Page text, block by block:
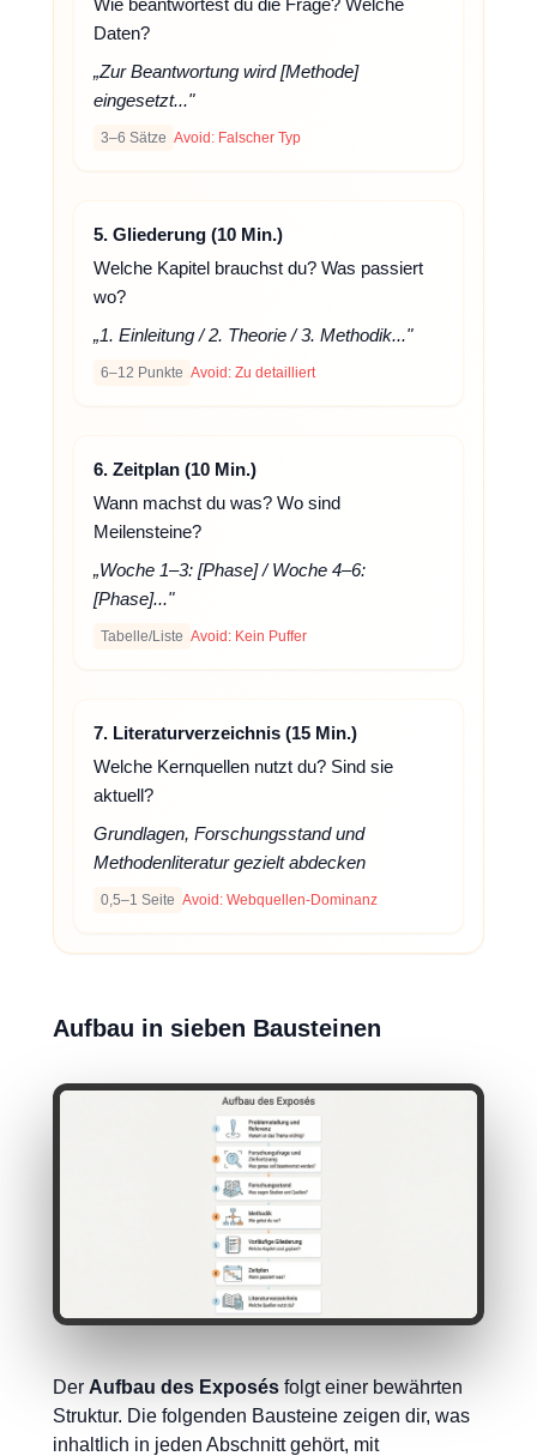
Daten?
„Zur Beantwortung wird [Methode]
eingesetzt..."
3–6 Sätze Avoid: Falscher Typ
5. Gliederung (10 Min.)
Welche Kapitel brauchst du? Was passiert
wo?
„1. Einleitung / 2. Theorie / 3. Methodik..."
6–12 Punkte Avoid: Zu detailliert
6. Zeitplan (10 Min.)
Wann machst du was? Wo sind
Meilensteine?
„Woche 1–3: [Phase] / Woche 4–6:
[Phase]..."
Tabelle/Liste Avoid: Kein Puffer
7. Literaturverzeichnis (15 Min.)
Welche Kernquellen nutzt du? Sind sie
aktuell?
Grundlagen, Forschungsstand und
Methodenliteratur gezielt abdecken
0,5–1 Seite Avoid: Webquellen-Dominanz
Aufbau in sieben Bausteinen
Der Aufbau des Exposés folgt einer bewährten
Struktur. Die folgenden Bausteine zeigen dir, was
inhaltlich in jeden Abschnitt gehört, mit